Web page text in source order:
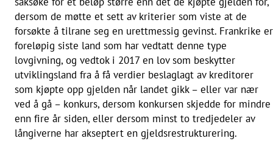
dersom de møtte et sett av kriterier som viste at de
forsøkte å tilrane seg en urettmessig gevinst. Frankrike er
foreløpig siste land som har vedtatt denne type
lovgivning, og vedtok i 2017 en lov som beskytter
utviklingsland fra å få verdier beslaglagt av kreditorer
som kjøpte opp gjelden når landet gikk – eller var nær
ved å gå – konkurs, dersom konkursen skjedde for mindre
enn fire år siden, eller dersom minst to tredjedeler av
långiverne har akseptert en gjeldsrestrukturering.